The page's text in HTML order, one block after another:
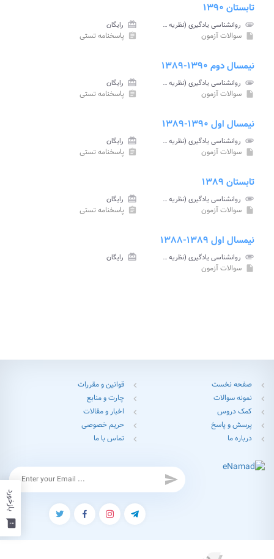
تابستان ۱۳۹۰
attachment روانشناسی یادگیری (نظریه ها و مفاهیم) پیام نور card_giftcard رایگان
insert_drive_file سوالات آزمون assignment پاسخنامه تستی
نیمسال دوم ۱۳۹۰-۱۳۸۹
attachment روانشناسی یادگیری (نظریه ها و مفاهیم) پیام نور card_giftcard رایگان
insert_drive_file سوالات آزمون assignment پاسخنامه تستی
نیمسال اول ۱۳۹۰-۱۳۸۹
attachment روانشناسی یادگیری (نظریه ها و مفاهیم) پیام نور card_giftcard رایگان
insert_drive_file سوالات آزمون assignment پاسخنامه تستی
تابستان ۱۳۸۹
attachment روانشناسی یادگیری (نظریه ها و مفاهیم) پیام نور card_giftcard رایگان
insert_drive_file سوالات آزمون assignment پاسخنامه تستی
نیمسال اول ۱۳۸۹-۱۳۸۸
attachment روانشناسی یادگیری (نظریه ها و مفاهیم) پیام نور card_giftcard رایگان
insert_drive_file سوالات آزمون
feedback
بازخورد
chevron_left صفحه نخست chevron_left قوانین و مقررات
chevron_left نمونه سوالات chevron_left چارت و منابع
chevron_left کمک دروس chevron_left اخبار و مقالات
chevron_left پرسش و پاسخ chevron_left حریم خصوصی
chevron_left درباره ما chevron_left تماس با ما
send